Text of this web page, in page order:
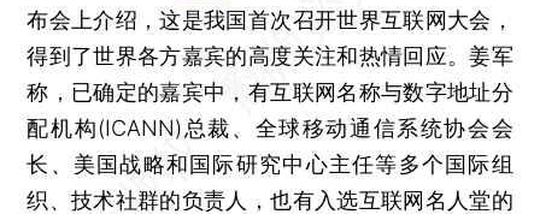
布会上介绍，这是我国首次召开世界互联网大会，
得到了世界各方嘉宾的高度关注和热情回应。姜军
称，已确定的嘉宾中，有互联网名称与数字地址分
配机构(ICANN)总裁、全球移动通信系统协会会
长、美国战略和国际研究中心主任等多个国际组
织、技术社群的负责人，也有入选互联网名人堂的